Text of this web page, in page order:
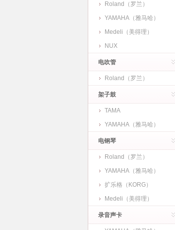
Roland（罗兰）
YAMAHA（雅马哈）
Medeli（美得理）
NUX
电吹管
Roland（罗兰）
架子鼓
TAMA
YAMAHA（雅马哈）
电钢琴
Roland（罗兰）
YAMAHA（雅马哈）
扩乐格（KORG）
Medeli（美得理）
录音声卡